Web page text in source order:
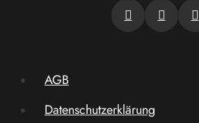
AGB
Datenschutzerklärung